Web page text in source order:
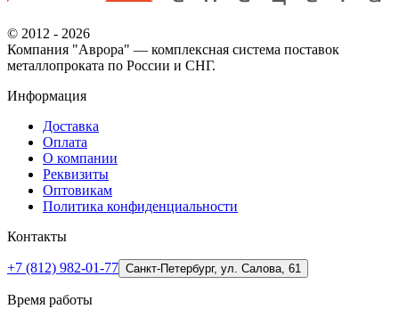
© 2012 - 2026
Компания "Аврора" — комплексная система поставок
металлопроката по России и СНГ.
Информация
Доставка
Оплата
О компании
Реквизиты
Оптовикам
Политика конфиденциальности
Контакты
+7 (812) 982-01-77 Санкт-Петербург, ул. Салова, 61
Время работы